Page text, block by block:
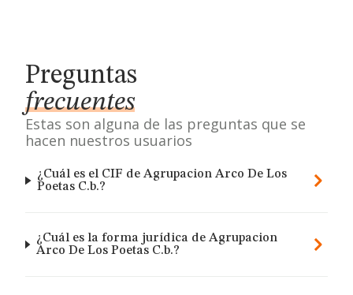
Preguntas
frecuentes
Estas son alguna de las preguntas que se
hacen nuestros usuarios
¿Cuál es el CIF de Agrupacion Arco De Los
Poetas C.b.?
¿Cuál es la forma jurídica de Agrupacion
Arco De Los Poetas C.b.?